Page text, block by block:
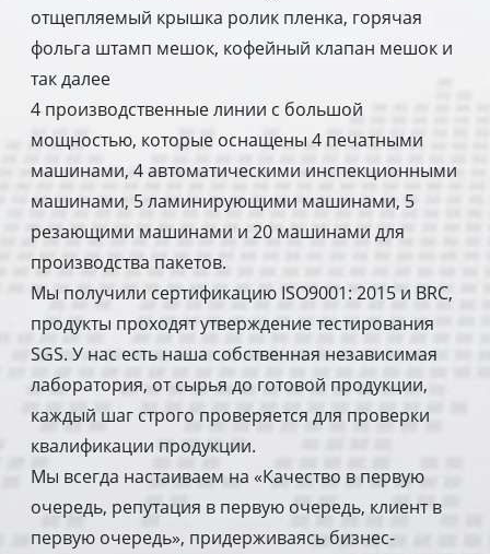
отщепляемый крышка ролик пленка, горячая
фольга штамп мешок, кофейный клапан мешок и
так далее
4 производственные линии с большой
мощностью, которые оснащены 4 печатными
машинами, 4 автоматическими инспекционными
машинами, 5 ламинирующими машинами, 5
резающими машинами и 20 машинами для
производства пакетов.
Мы получили сертификацию ISO9001: 2015 и BRC,
продукты проходят утверждение тестирования
SGS. У нас есть наша собственная независимая
лаборатория, от сырья до готовой продукции,
каждый шаг строго проверяется для проверки
квалификации продукции.
Мы всегда настаиваем на «Качество в первую
очередь, репутация в первую очередь, клиент в
первую очередь», придерживаясь бизнес-